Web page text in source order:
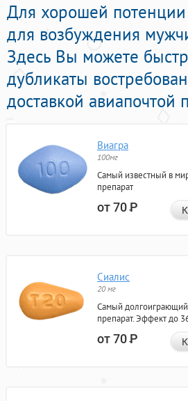
Для хорошей
для возбуждения
Здесь Вы можете
дубликаты
доставкой авиапочтой
Виагра
100мг
Самый известный в
препарат
от 70Р
Сиалис
20 мг
Самый долгоиграющий
препарат. Эффект до
от 70Р